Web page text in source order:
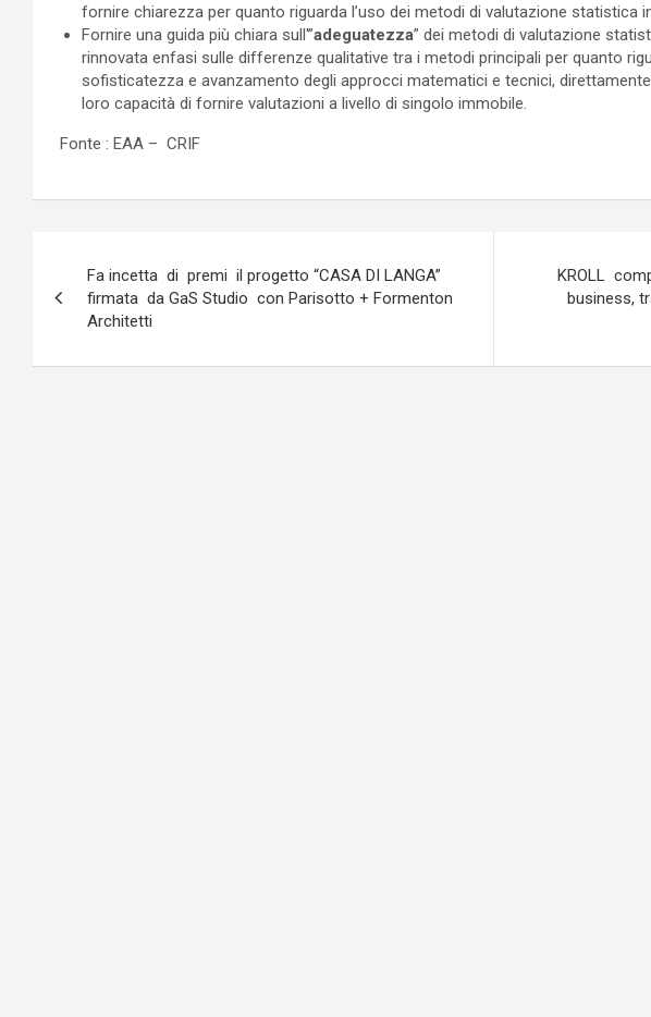
fornire chiarezza per quanto riguarda l’uso dei metodi di valutazione statistica
Fornire una guida più chiara sull'”adeguatezza” dei metodi di valutazione
rinnovata enfasi sulle differenze qualitative tra i metodi principali per quanto
sofisticatezza e avanzamento degli approcci matematici e tecnici,
loro capacità di fornire valutazioni a livello di singolo immobile.
Fonte : EAA – CRIF
articoli
Fa incetta di premi il progetto “CASA DI LANGA”
firmata da GaS Studio con Parisotto + Formenton
Architetti
KROLL
business,